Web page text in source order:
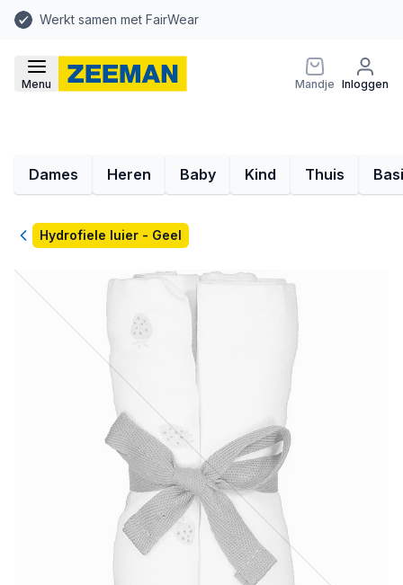
Werkt samen met FairWear
Menu Mandje Inloggen
Dames Heren Baby Kind Thuis
TerugHydrofiele luier - Geel